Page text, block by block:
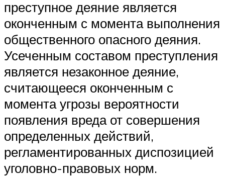
преступное деяние является
оконченным с момента выполнения
общественного опасного деяния.
Усеченным составом преступления
является незаконное деяние,
считающееся оконченным с
момента угрозы вероятности
появления вреда от совершения
определенных действий,
регламентированных диспозицией
уголовно-правовых норм.